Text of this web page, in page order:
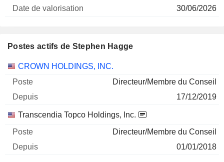
30/06/2026
Postes actifs de Stephen Hagge
Sociétés Poste Début
CROWN HOLDINGS, INC.
Directeur/Membre du Conseil
17/12/2019
Transcendia Topco Holdings, Inc.
Directeur/Membre du Conseil
01/01/2018